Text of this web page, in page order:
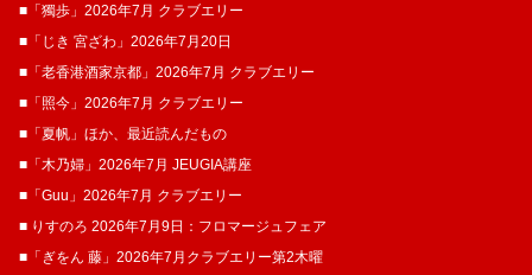
■「獨歩」2026年7月 クラブエリー
■「じき 宮ざわ」2026年7月20日
■「老香港酒家京都」2026年7月 クラブエリー
■「照今」2026年7月 クラブエリー
■「夏帆」ほか、最近読んだもの
■「木乃婦」2026年7月 JEUGIA講座
■「Guu」2026年7月 クラブエリー
■ りすのろ 2026年7月9日：フロマージュフェア
■「ぎをん 藤」2026年7月クラブエリー第2木曜